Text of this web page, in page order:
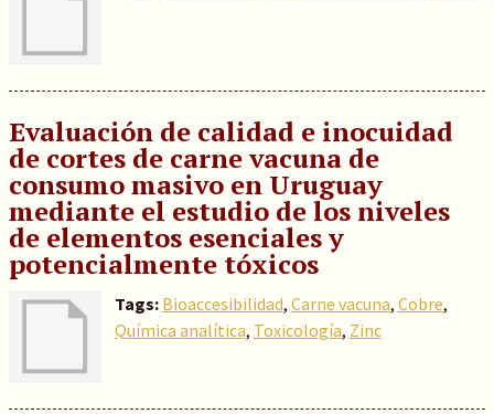
Evaluación de calidad e inocuidad
de cortes de carne vacuna de
consumo masivo en Uruguay
mediante el estudio de los niveles
de elementos esenciales y
potencialmente tóxicos
Tags: Bioaccesibilidad, Carne vacuna, Cobre,
Química analítica, Toxicología, Zinc